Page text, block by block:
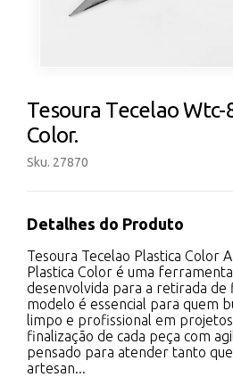
Tesoura Tecelao Wtc-
Color.
Sku. 27870
Detalhes do Produto
Tesoura Tecelao Plastica Color
Plastica Color é uma
desenvolvida para a retirada de
modelo é essencial para quem
limpo e profissional em
finalização de cada peça com
pensado para atender tanto
artesan...